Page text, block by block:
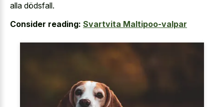
alla dödsfall.
Consider reading: Svartvita Maltipoo-valpar